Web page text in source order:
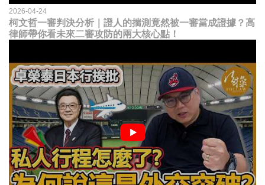
2026-04-24
柯文哲一審判決分析｜證人的揣測竟然被一審當成證據？高
律師帶你看未來二審攻防的兩大核心點！